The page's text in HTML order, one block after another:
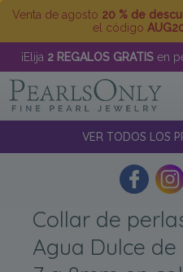
Venta de agosto 20 % de
el código
¡Elija 2 REGALOS GRATIS en
VER TODOS LOS
Collar de
Agua Dulce